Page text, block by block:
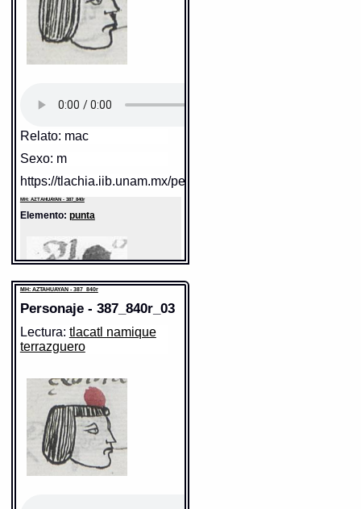
Relato: mac
Sexo: m
https://tlachia.iib.unam.mx/personaje/387_840r_01
MH: AZTAHUAYAN - 387_840r
Elemento: punta
Sentido:
https://tlachia.iib.unam.mx/elemento/09.09.10
MH: AZTAHUAYAN - 387_840r
Elemento:tlacatl
MH: AZTAHUAYAN - 387_840r
Personaje - 387_840r_03
Lectura: tlacatl namique
terrazguero